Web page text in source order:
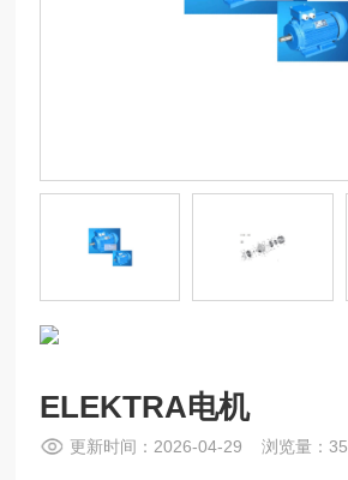
ELEKTRA电机
更新时间：2026-04-29 浏览量：35